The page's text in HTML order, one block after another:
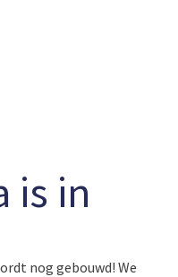
is in
nog gebouwd! We